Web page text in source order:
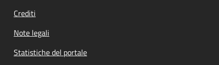
Crediti
Note legali
Statistiche del portale